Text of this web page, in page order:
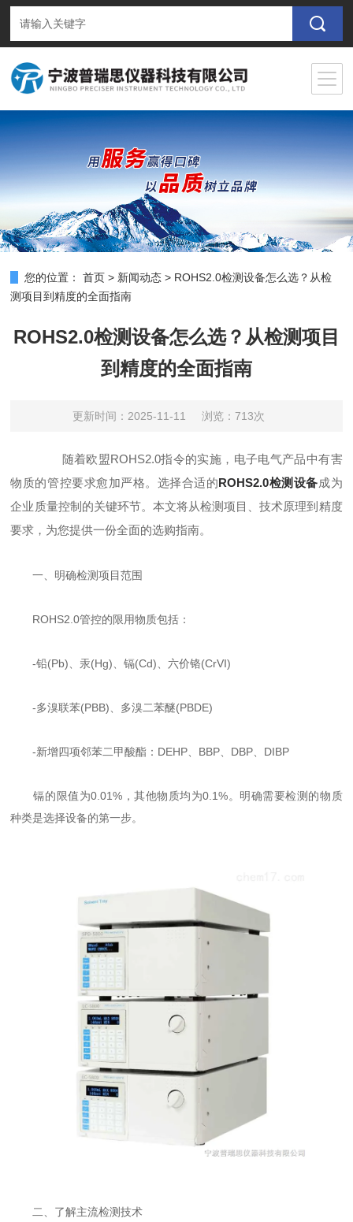
您的位置： 首页 > 新闻动态 > ROHS2.0检测设备怎么选？从检
测项目到精度的全面指南
ROHS2.0检测设备怎么选？从检测项目
到精度的全面指南
更新时间：2025-11-11 浏览：713次
随着欧盟ROHS2.0指令的实施，电子电气产品中有害
物质的管控要求愈加严格。选择合适的ROHS2.0检测设备成为
企业质量控制的关键环节。本文将从检测项目、技术原理到精度
要求，为您提供一份全面的选购指南。
一、明确检测项目范围
ROHS2.0管控的限用物质包括：
-铅(Pb)、汞(Hg)、镉(Cd)、六价铬(CrVI)
-多溴联苯(PBB)、多溴二苯醚(PBDE)
-新增四项邻苯二甲酸酯：DEHP、BBP、DBP、DIBP
镉的限值为0.01%，其他物质均为0.1%。明确需要检测的物质
种类是选择设备的第一步。
二、了解主流检测技术